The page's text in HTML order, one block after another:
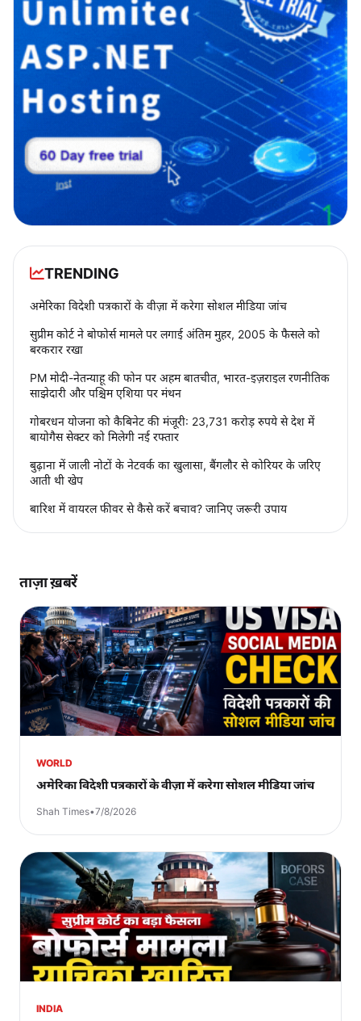
TRENDING
अमेरिका विदेशी पत्रकारों के वीज़ा में करेगा सोशल मीडिया जांच
सुप्रीम कोर्ट ने बोफोर्स मामले पर लगाई अंतिम मुहर, 2005 के फैसले को
बरकरार रखा
PM मोदी-नेतन्याहू की फोन पर अहम बातचीत, भारत-इज़राइल रणनीतिक
साझेदारी और पश्चिम एशिया पर मंथन
गोबरधन योजना को कैबिनेट की मंजूरी: 23,731 करोड़ रुपये से देश में
बायोगैस सेक्टर को मिलेगी नई रफ्तार
बुढ़ाना में जाली नोटों के नेटवर्क का खुलासा, बैंगलौर से कोरियर के जरिए
आती थी खेप
बारिश में वायरल फीवर से कैसे करें बचाव? जानिए जरूरी उपाय
ताज़ा ख़बरें
WORLD
अमेरिका विदेशी पत्रकारों के वीज़ा में करेगा सोशल मीडिया जांच
Shah Times•7/8/2026
INDIA